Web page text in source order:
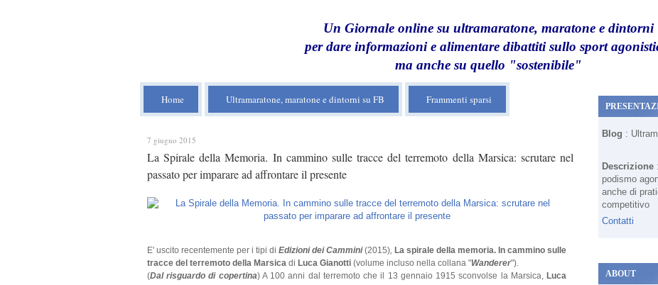
Un Giornale online su ultramaratone, maratone e dintorni
per dare informazioni e alimentare dibattiti sullo sport
ma anche su quello "sostenibile"
Home Ultramaratone, maratone e dintorni su FB Frammenti sparsi
7 giugno 2015
La Spirale della Memoria. In cammino sulle tracce del terremoto della Marsica: scrutare nel
passato per imparare ad affrontare il presente
E' uscito recentemente per i tipi di Edizioni dei Cammini(2015), La spirale della memoria. In cammino sulle
tracce del terremoto della Marsica di Luca Gianotti (volume incluso nella collana "Wanderer").
(Dal risguardo di copertina) A 100 anni dal terremoto che il 13 gennaio 1915 sconvolse la Marsica, Luca
Blog :
Descrizione
podismo
anche di
competitivo
Contatti
ABOUT